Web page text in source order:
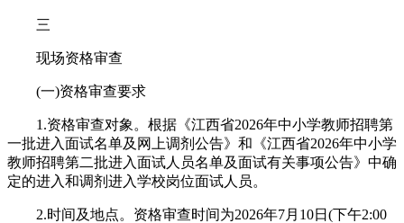
三
现场资格审查
(一)资格审查要求
1.资格审查对象。根据《江西省2026年中小学教师招聘第
一批进入面试名单及网上调剂公告》和《江西省2026年中小学
教师招聘第二批进入面试人员名单及面试有关事项公告》中确
定的进入和调剂进入学校岗位面试人员。
2.时间及地点。资格审查时间为2026年7月10日(下午2:00